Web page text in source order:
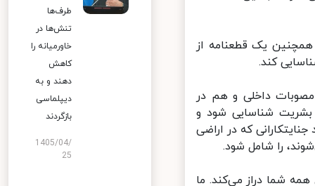
یک قطعنامه از
کند.
داخلی و هم در
شناسایی شود و
که در اراضی
را شامل شود.
شما دراز می‌کند. ما
طرف‌ها
تنش‌ها در
خاورمیانه را
کاهش
دهند و به
دیپلماسی
بازگردند
1405/04/
25